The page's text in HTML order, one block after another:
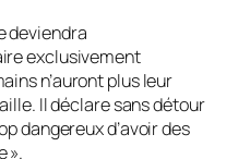
deviendra
exclusivement
n’auront plus leur
Il déclare sans détour
dangereux d’avoir des
».